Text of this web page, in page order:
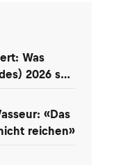
Was
2026 so
«Das
reichen»